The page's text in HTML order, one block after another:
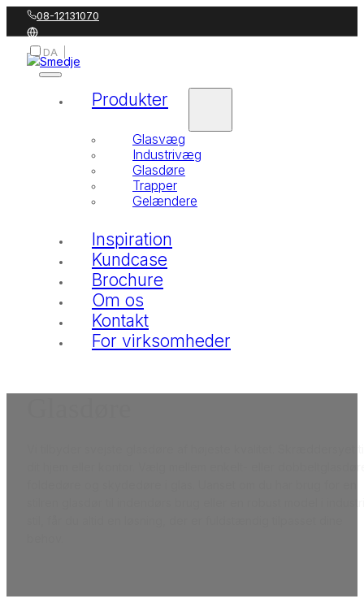
08-12131070
DA
SV
Produkter
Glasvæg
Industrivæg
Glasdøre
Trapper
Gelændere
Inspiration
Kundcase
Brochure
Om os
Kontakt
For virksomheder